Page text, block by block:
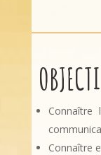
Connaître